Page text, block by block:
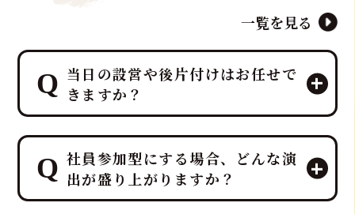
一覧を見る
当日の設営や後片付けはお任せで
きますか？
はい、すべて「鮪達人」にお任せくだ
さい！ 幹事様や会場スタッフ様のお手
間は最小限に抑え、イベントに集中し
ていただける万全のサポート体制で臨
社員参加型にする場合、どんな演
出が盛り上がりますか？